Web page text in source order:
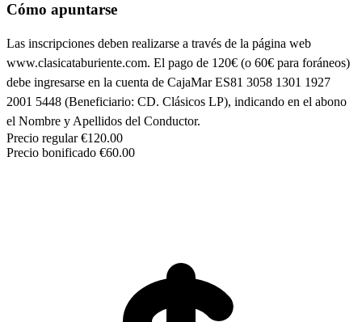
Cómo apuntarse
Las inscripciones deben realizarse a través de la página web
www.clasicataburiente.com. El pago de 120€ (o 60€ para foráneos)
debe ingresarse en la cuenta de CajaMar ES81 3058 1301 1927
2001 5448 (Beneficiario: CD. Clásicos LP), indicando en el abono
el Nombre y Apellidos del Conductor.
Precio regular €120.00
Precio bonificado €60.00